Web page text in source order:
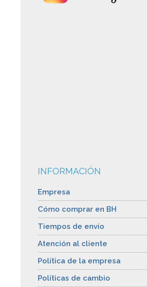
INFORMACIÓN
Empresa
Cómo comprar en BH
Tiempos de envío
Atención al cliente
Política de la empresa
Políticas de cambio